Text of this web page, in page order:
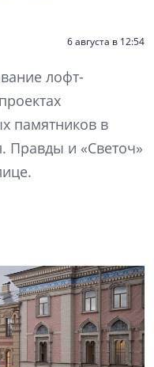
6 августа в 12:54
лофт-
памятников в
Правды и «Светоч»